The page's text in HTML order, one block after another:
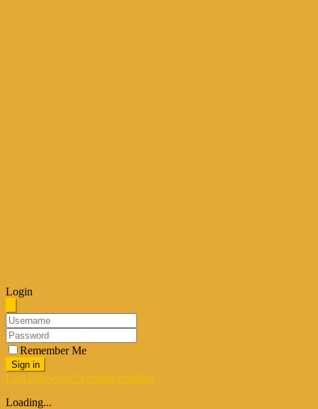
Login
Remember Me
Sign in
Lost Password?Account erstellen
Loading...